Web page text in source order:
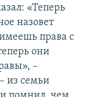
«Теперь
назовет
права с
они
–
из семьи